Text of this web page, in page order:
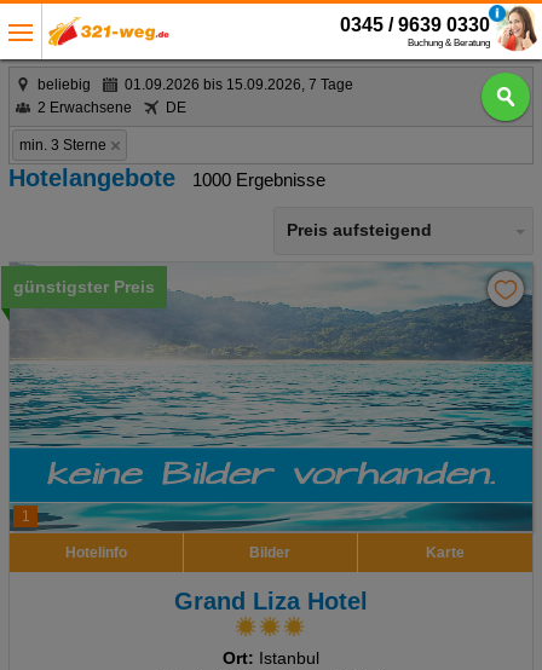
0345 / 9639 0330
Buchung & Beratung
beliebig
01.09.2026 bis 15.09.2026, 7 Tage
2 Erwachsene
DE
min. 3 Sterne
Hotelangebote 1000 Ergebnisse
Preis aufsteigend
1
günstigster Preis
Hotelinfo Bilder Karte
Grand Liza Hotel
Ort: Istanbul